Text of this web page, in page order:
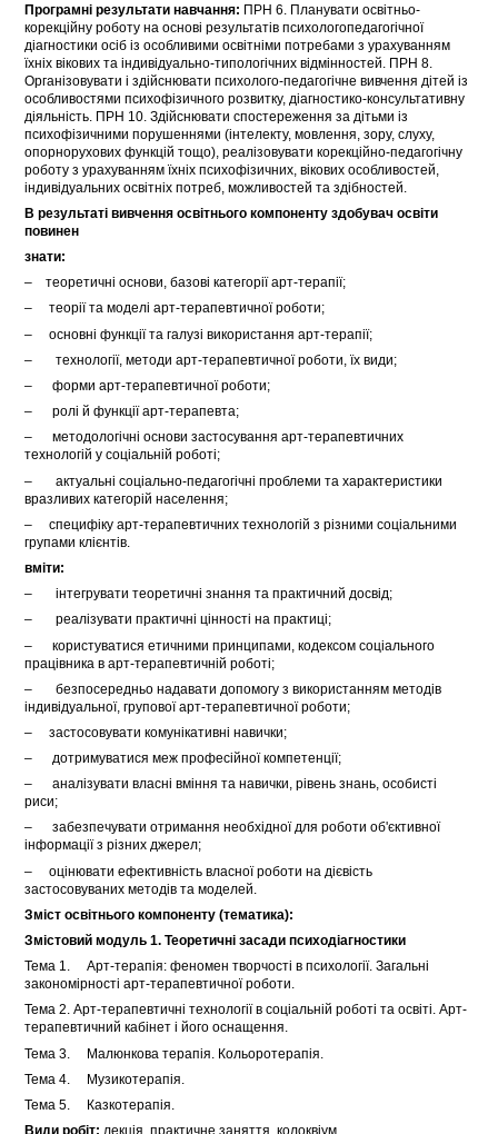
Програмні результати навчання: ПРН 6. Планувати освітньо-
корекційну роботу на основі результатів психологопедагогічної
діагностики осіб із особливими освітніми потребами з урахуванням
їхніх вікових та індивідуально-типологічних відмінностей. ПРН 8.
Організовувати і здійснювати психолого-педагогічне вивчення дітей із
особливостями психофізичного розвитку, діагностико-консультативну
діяльність. ПРН 10. Здійснювати спостереження за дітьми із
психофізичними порушеннями (інтелекту, мовлення, зору, слуху,
опорнорухових функцій тощо), реалізовувати корекційно-педагогічну
роботу з урахуванням їхніх психофізичних, вікових особливостей,
індивідуальних освітніх потреб, можливостей та здібностей.
В результаті вивчення освітнього компоненту здобувач освіти
повинен
знати:
– теоретичні основи, базові категорії арт-терапії;
– теорії та моделі арт-терапевтичної роботи;
– основні функції та галузі використання арт-терапії;
– технології, методи арт-терапевтичної роботи, їх види;
– форми арт-терапевтичної роботи;
– ролі й функції арт-терапевта;
– методологічні основи застосування арт-терапевтичних
технологій у соціальній роботі;
– актуальні соціально-педагогічні проблеми та характеристики
вразливих категорій населення;
– специфіку арт-терапевтичних технологій з різними соціальними
групами клієнтів.
вміти:
– інтегрувати теоретичні знання та практичний досвід;
– реалізувати практичні цінності на практиці;
– користуватися етичними принципами, кодексом соціального
працівника в арт-терапевтичній роботі;
– безпосередньо надавати допомогу з використанням методів
індивідуальної, групової арт-терапевтичної роботи;
– застосовувати комунікативні навички;
– дотримуватися меж професійної компетенції;
– аналізувати власні вміння та навички, рівень знань, особисті
риси;
– забезпечувати отримання необхідної для роботи об'єктивної
інформації з різних джерел;
– оцінювати ефективність власної роботи на дієвість
застосовуваних методів та моделей.
Зміст освітнього компоненту (тематика):
Змістовий модуль 1. Теоретичні засади психодіагностики
Тема 1. Арт-терапія: феномен творчості в психології. Загальні
закономірності арт-терапевтичної роботи.
Тема 2. Арт-терапевтичні технології в соціальній роботі та освіті. Арт-
терапевтичний кабінет і його оснащення.
Тема 3. Малюнкова терапія. Кольоротерапія.
Тема 4. Музикотерапія.
Тема 5. Казкотерапія.
Види робіт: лекція, практичне заняття, колоквіум.